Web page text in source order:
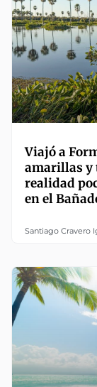
Viajó a
amarillas y
realidad
en el
Santiago Cravero